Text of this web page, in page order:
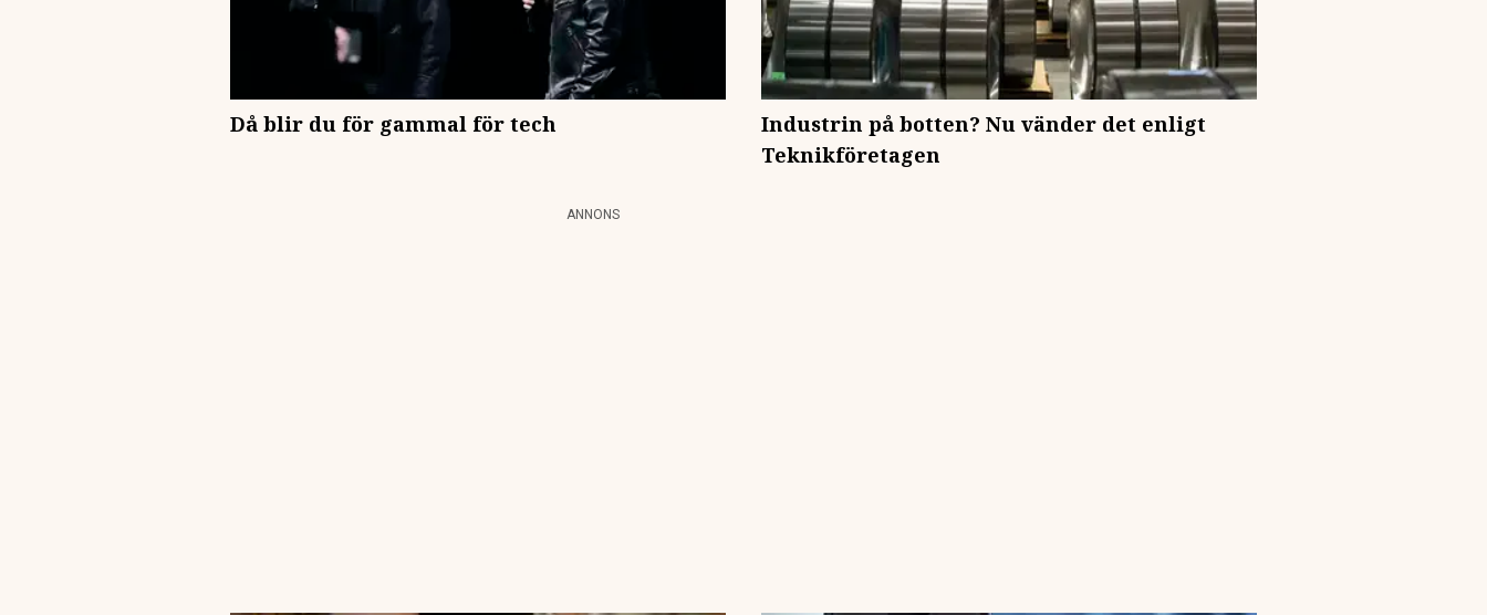
Då blir du för gammal för tech
Industrin på botten? Nu vänder det enligt
Teknikföretagen
ANNONS